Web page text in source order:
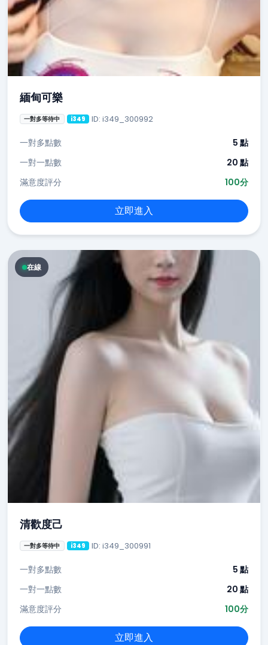
緬甸可樂
一對多等待中 i349 ID: i349_300992
一對多點數
5 點
一對一點數
20 點
滿意度評分
100分
立即進入
在線
清歡度己
一對多等待中 i349 ID: i349_300991
一對多點數
5 點
一對一點數
20 點
滿意度評分
100分
立即進入